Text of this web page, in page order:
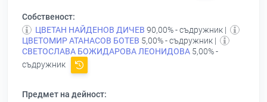
Собственост:
ЦВЕТАН НАЙДЕНОВ ДИЧЕВ 90,00% - съдружник |
ЦВЕТОМИР АТАНАСОВ БОТЕВ 5,00% - съдружник |
СВЕТОСЛАВА БОЖИДАРОВА ЛЕОНИДОВА 5,00% -
съдружник
Предмет на дейност: